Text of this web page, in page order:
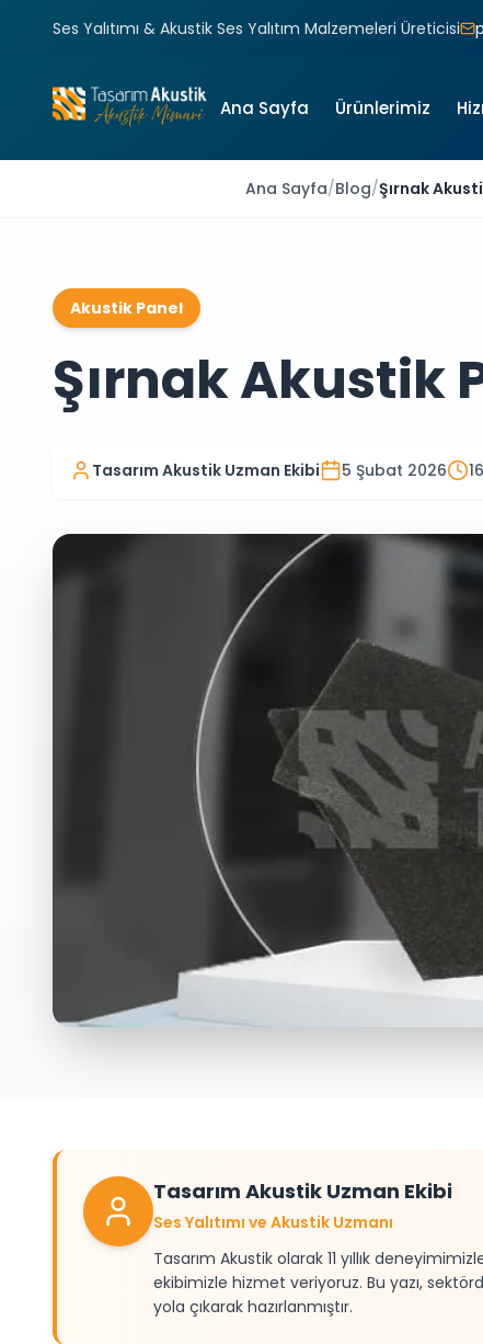
Ses Yalıtımı & Akustik Ses Yalıtım Malzemeleri Üreticisi
Ana Sayfa Ürünlerimiz
Ana Sayfa/Blog/Şırnak
Akustik Panel
Şırnak Akustik
Tasarım Akustik Uzman Ekibi 5 Şubat 2026 16
Tasarım Akustik Uzman Ekibi
Ses Yalıtımı ve Akustik Uzmanı
Tasarım Akustik olarak 11 yıllık
ekibimizle hizmet veriyoruz. Bu yazı,
yola çıkarak hazırlanmıştır.